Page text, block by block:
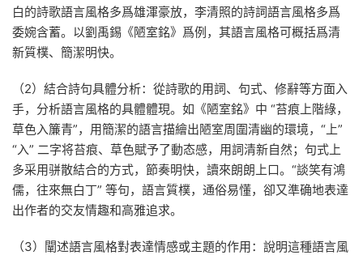
白的詩歌語言風格多爲雄渾豪放，李清照的詩詞語言風格多爲
委婉含蓄。以劉禹錫《陋室銘》爲例，其語言風格可概括爲清
新質樸、簡潔明快。
（2）結合詩句具體分析：從詩歌的用詞、句式、修辭等方面入
手，分析語言風格的具體體現。如《陋室銘》中 “苔痕上階綠，
草色入簾青”，用簡潔的語言描繪出陋室周圍清幽的環境，“上”
“入” 二字将苔痕、草色賦予了動态感，用詞清新自然；句式上
多采用骈散結合的方式，節奏明快，讀來朗朗上口。“談笑有鴻
儒，往來無白丁” 等句，語言質樸，通俗易懂，卻又準确地表達
出作者的交友情趣和高雅追求。
（3）闡述語言風格對表達情感或主題的作用：說明這種語言風